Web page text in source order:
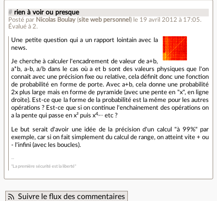
# rien à voir ou presque
Posté par Nicolas Boulay (site web personnel ) le 19 avril 2012 à 17:05.
Évalué à 2.
Une petite question qui a un rapport lointain avec la
news.
Je cherche à calculer l'encadrement de valeur de a+b,
a*b, a-b, a/b dans le cas où a et b sont des valeurs physiques que l'on
connait avec une précision fixe ou relative, cela définit donc une fonction
de probabilité en forme de porte. Avec a+b, cela donne une probabilité
2x plus large mais en forme de pyramide (avec une pente en "x", en ligne
droite). Est-ce que la forme de la probabilité est la même pour les autres
opérations ? Est-ce que si on continue l'enchainement des opérations on
a la pente qui passe en x² puis x4,… etc ?
Le but serait d'avoir une idée de la précision d'un calcul "à 99%" par
exemple, car si on fait simplement du calcul de range, on atteint vite + ou
- l'infini (avec les boucles).
"La première sécurité est la liberté"
Suivre le flux des commentaires